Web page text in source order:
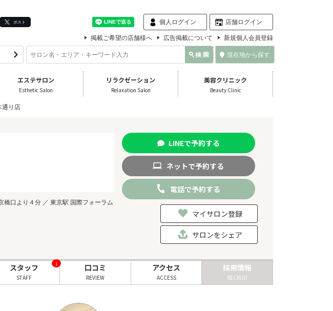
ポスト 個人ログイン 店舗ログイン
掲載ご希望の店舗様へ 広告掲載について 新規個人会員登録
現在地から探す
エステサロン
Esthetic Salon
リラクゼーション
Relaxation Salon
美容クリニック
Beauty Clinic
通り店
橋口より４分 ／ 東京駅 国際フォーラム
LINEで予約する
ネットで予約する
電話で予約する
マイサロン登録
サロンをシェア
スタッフ
STAFF
1 口コミ
REVIEW
アクセス
ACCESS
採用情報
RECRUIT